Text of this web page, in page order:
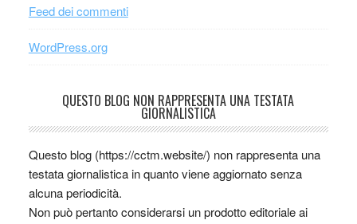
Feed dei commenti
WordPress.org
QUESTO BLOG NON RAPPRESENTA UNA TESTATA
GIORNALISTICA
Questo blog (https://cctm.website/) non rappresenta una
testata giornalistica in quanto viene aggiornato senza
alcuna periodicità.
Non può pertanto considerarsi un prodotto editoriale ai